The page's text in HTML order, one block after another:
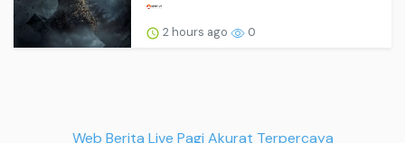
2 hours ago 0
Web Berita Live Pagi Akurat Terpercaya